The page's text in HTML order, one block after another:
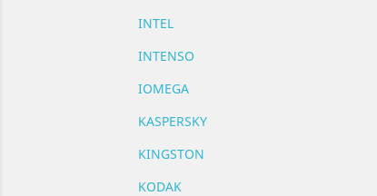
INTEL
INTENSO
IOMEGA
KASPERSKY
KINGSTON
KODAK